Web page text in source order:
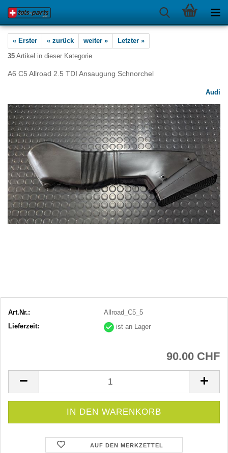
« Erster « zurück weiter »
Letzter »
35 Artikel in dieser Kategorie
A6 C5 Allroad 2.5 TDI Ansaugung Schnorchel
Audi
Art.Nr.:
Allroad_C5_5
Lieferzeit:
ist an Lager
90.00 CHF
AUF DEN MERKZETTEL